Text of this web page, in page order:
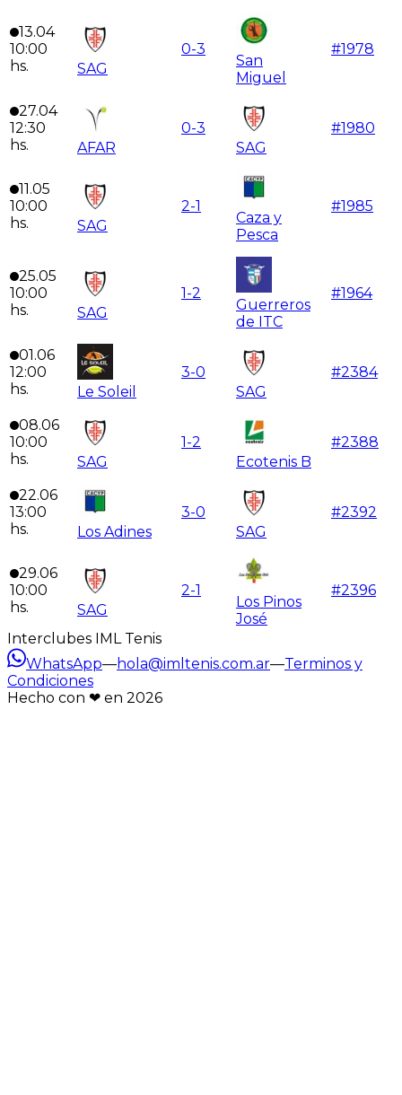
13.04
10:00
hs.
SAG
0-3
San
Miguel
#1978
27.04
12:30
hs.
AFAR
0-3
SAG
#1980
11.05
10:00
hs.
SAG
2-1
Caza y
Pesca
#1985
25.05
10:00
hs.
SAG
1-2
Guerreros
de ITC
#1964
01.06
12:00
hs.
Le Soleil
3-0
SAG
#2384
08.06
10:00
hs.
SAG
1-2
Ecotenis B
#2388
22.06
13:00
hs.
Los Adines
3-0
SAG
#2392
29.06
10:00
hs.
SAG
2-1
Los Pinos
José
#2396
Interclubes IML Tenis
WhatsApp—hola@imltenis.com.ar—Terminos y
Condiciones
Hecho con ❤︎ en 2026